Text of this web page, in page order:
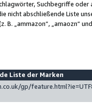
Suchbegriffe
nicht abschließende Liste
B. „ammazon“, „amaozn“
Liste der Marken
gp/